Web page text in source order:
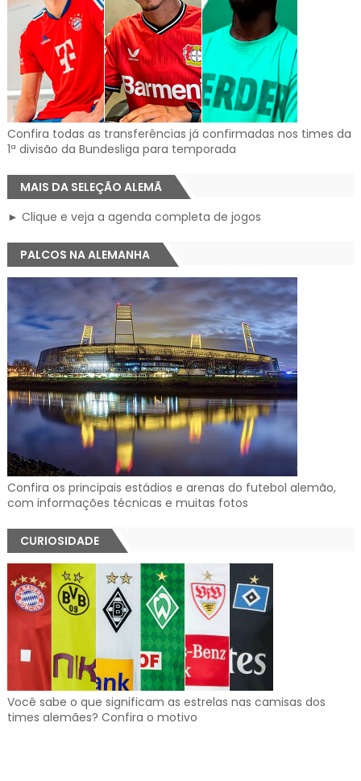
Confira todas as transferências já confirmadas nos times da
1ª divisão da Bundesliga para temporada
MAIS DA SELEÇÃO ALEMÃ
► Clique e veja a agenda completa de jogos
PALCOS NA ALEMANHA
Confira os principais estádios e arenas do futebol alemão,
com informações técnicas e muitas fotos
CURIOSIDADE
Você sabe o que significam as estrelas nas camisas dos
times alemães? Confira o motivo